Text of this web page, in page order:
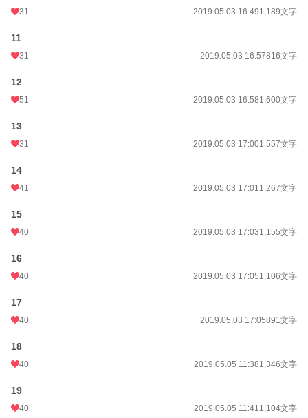
31 2019.05.03 16:491,189文字
11
31 2019.05.03 16:57816文字
12
51 2019.05.03 16:581,600文字
13
31 2019.05.03 17:001,557文字
14
41 2019.05.03 17:011,267文字
15
40 2019.05.03 17:031,155文字
16
40 2019.05.03 17:051,106文字
17
40 2019.05.03 17:05891文字
18
40 2019.05.05 11:381,346文字
19
40 2019.05.05 11:411,104文字